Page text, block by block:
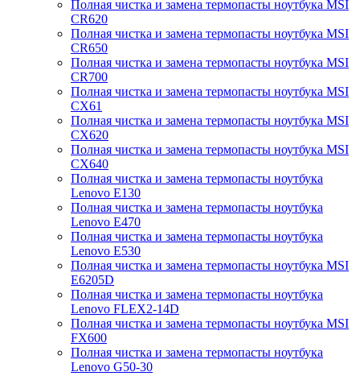
Полная чистка и замена термопасты ноутбука MSI
CR620
Полная чистка и замена термопасты ноутбука MSI
CR650
Полная чистка и замена термопасты ноутбука MSI
CR700
Полная чистка и замена термопасты ноутбука MSI
CX61
Полная чистка и замена термопасты ноутбука MSI
CX620
Полная чистка и замена термопасты ноутбука MSI
CX640
Полная чистка и замена термопасты ноутбука
Lenovo E130
Полная чистка и замена термопасты ноутбука
Lenovo E470
Полная чистка и замена термопасты ноутбука
Lenovo E530
Полная чистка и замена термопасты ноутбука MSI
E6205D
Полная чистка и замена термопасты ноутбука
Lenovo FLEX2-14D
Полная чистка и замена термопасты ноутбука MSI
FX600
Полная чистка и замена термопасты ноутбука
Lenovo G50-30